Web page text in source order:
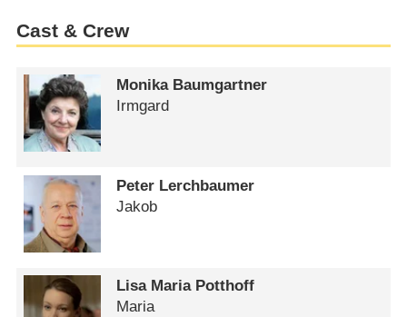
Cast & Crew
Monika Baumgartner
Irmgard
Peter Lerchbaumer
Jakob
Lisa Maria Potthoff
Maria